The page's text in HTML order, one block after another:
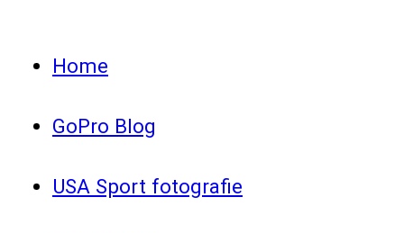
Home
GoPro Blog
USA Sport fotografie